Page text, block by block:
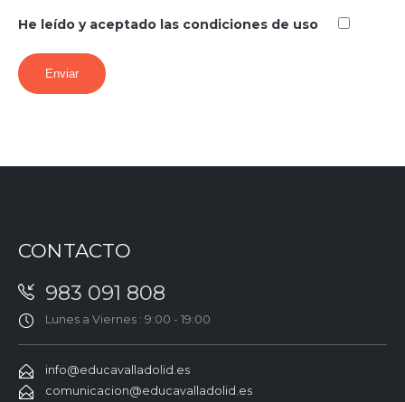
He leído y aceptado las condiciones de uso
CONTACTO
983 091 808
Lunes a Viernes : 9:00 - 19:00
info@educavalladolid.es
comunicacion@educavalladolid.es